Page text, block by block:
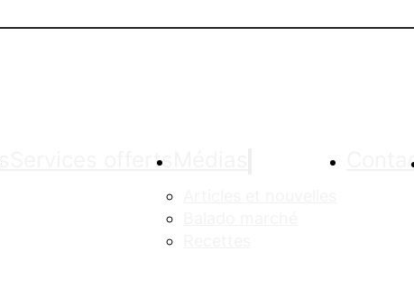
Services offerts